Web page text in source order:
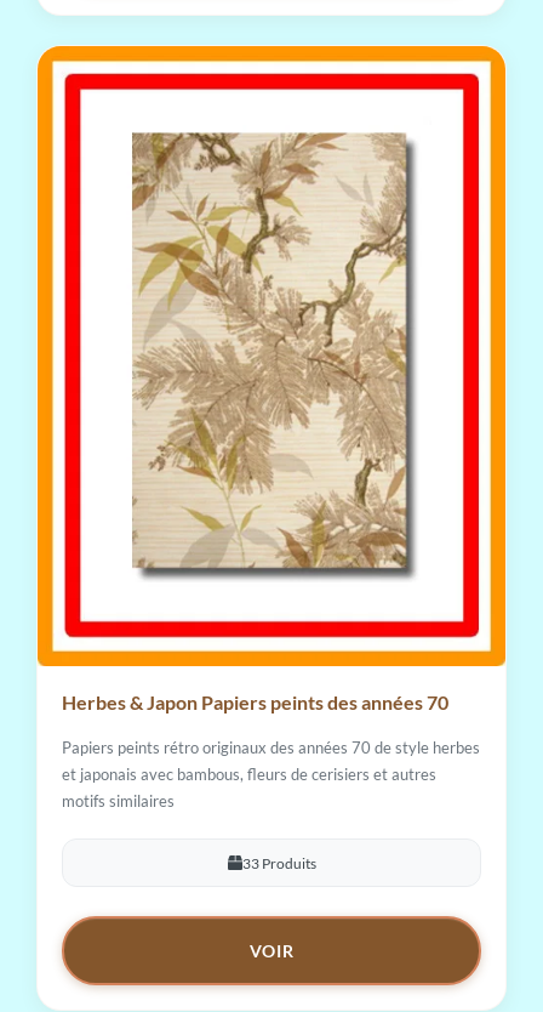
Herbes & Japon Papiers peints des années 70
Papiers peints rétro originaux des années 70 de style herbes
et japonais avec bambous, fleurs de cerisiers et autres
motifs similaires
33 Produits
VOIR